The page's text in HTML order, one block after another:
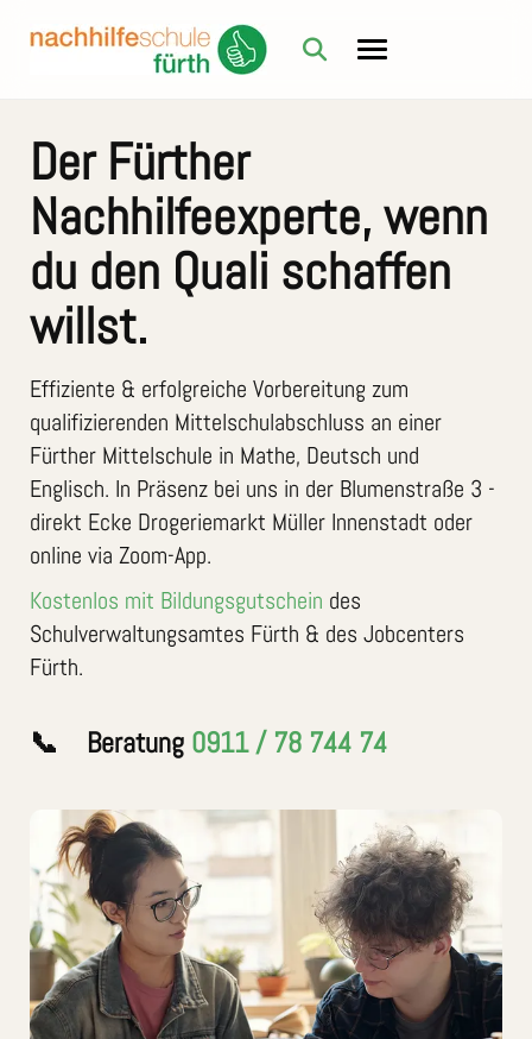
Der Fürther
Nachhilfeexperte, wenn
du den Quali schaffen
willst.
Effiziente & erfolgreiche Vorbereitung zum
qualifizierenden Mittelschulabschluss an einer
Fürther Mittelschule in Mathe, Deutsch und
Englisch. In Präsenz bei uns in der Blumenstraße 3 -
direkt Ecke Drogeriemarkt Müller Innenstadt oder
online via Zoom-App.
Kostenlos mit Bildungsgutschein des
Schulverwaltungsamtes Fürth & des Jobcenters
Fürth.
📞 Beratung 0911 / 78 744 74